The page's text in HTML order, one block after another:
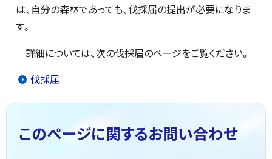
は、自分の森林であっても、伐採届の提出が必要になりま
す。
詳細については、次の伐採届のページをご覧ください。
伐採届
このページに関するお問い合わせ